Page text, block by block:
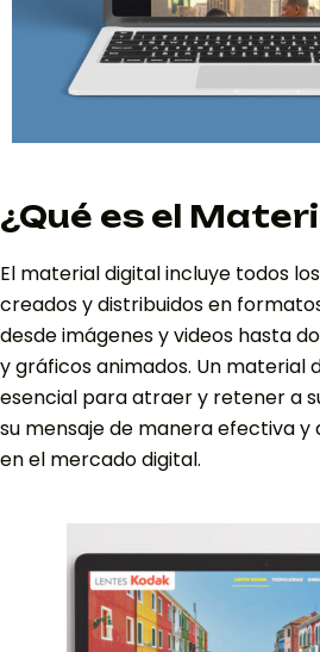
¿Qué es el
El material digital incluye todos
creados y distribuidos en
desde imágenes y videos hasta
y gráficos animados. Un material
esencial para atraer y retener a
su mensaje de manera efectiva
en el mercado digital.